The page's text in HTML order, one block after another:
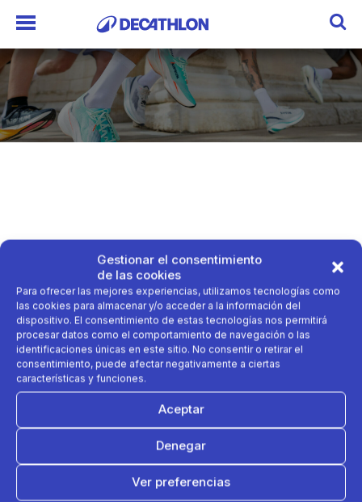
Gestionar el consentimiento
de las cookies
Para ofrecer las mejores experiencias, utilizamos tecnologías como
las cookies para almacenar y/o acceder a la información del
dispositivo. El consentimiento de estas tecnologías nos permitirá
procesar datos como el comportamiento de navegación o las
identificaciones únicas en este sitio. No consentir o retirar el
consentimiento, puede afectar negativamente a ciertas
características y funciones.
Aceptar
Denegar
Ver preferencias